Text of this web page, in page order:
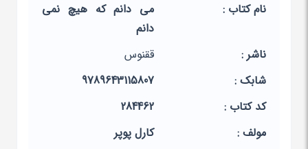
نام کتاب :
می دانم که هیچ نمی
دانم
ناشر :
ققنوس
شابک :
9789643115807
کد کتاب :
284462
مولف :
کارل پوپر